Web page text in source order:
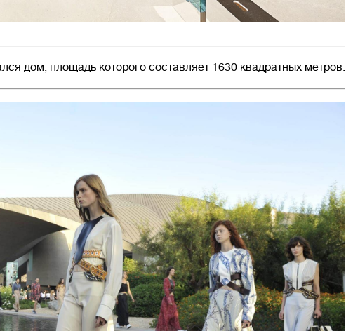
дом, площадь которого составляет 1630 квадратных метров.